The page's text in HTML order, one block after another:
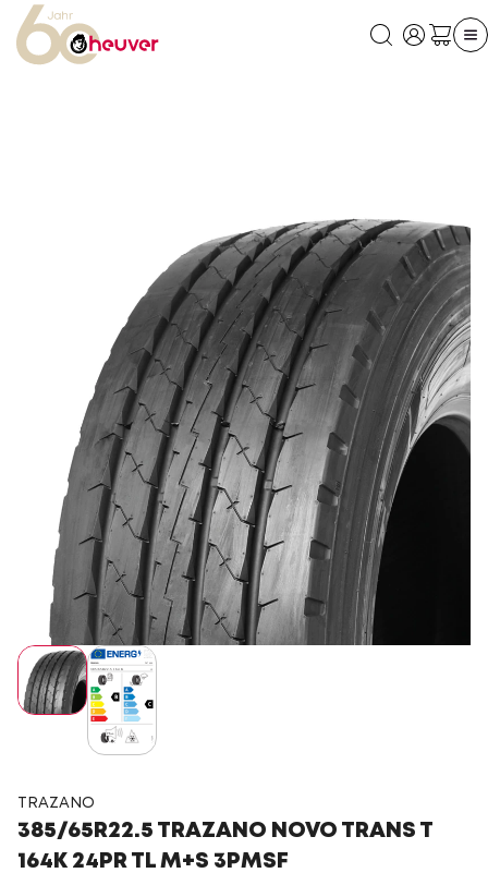
TRAZANO
385/65R22.5 TRAZANO NOVO TRANS T
164K 24PR TL M+S 3PMSF